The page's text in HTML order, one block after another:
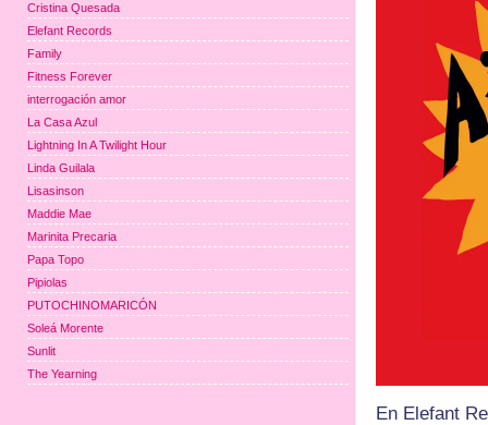
En Elefant
Cristina Quesada
Elefant Records
Family
Fitness Forever
interrogación amor
La Casa Azul
Lightning In A Twilight Hour
Linda Guilala
Lisasinson
Maddie Mae
Marinita Precaria
Papa Topo
Pipiolas
PUTOCHINOMARICÓN
Soleá Morente
Sunlit
The Yearning